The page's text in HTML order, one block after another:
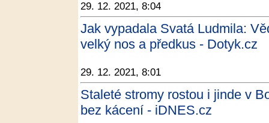
29. 12. 2021, 8:04
Jak vypadala Svatá Ludmila:
velký nos a předkus - Dotyk.cz
29. 12. 2021, 8:01
Staleté stromy rostou i jinde v
bez kácení - iDNES.cz